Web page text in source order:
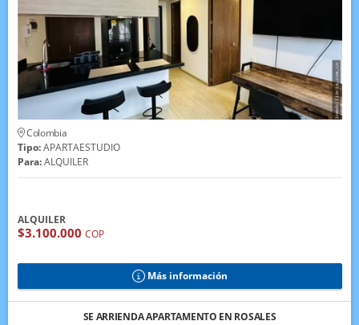
Colombia
Tipo:APARTAESTUDIO
Para:ALQUILER
ALQUILER
$3.100.000 COP
Más información
SE ARRIENDA APARTAMENTO EN ROSALES